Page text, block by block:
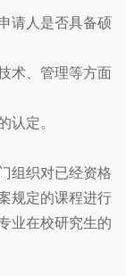
请人是否具备硕
、管理等方面
定。
组织对已经资格
规定的课程进行
业在校研究生的